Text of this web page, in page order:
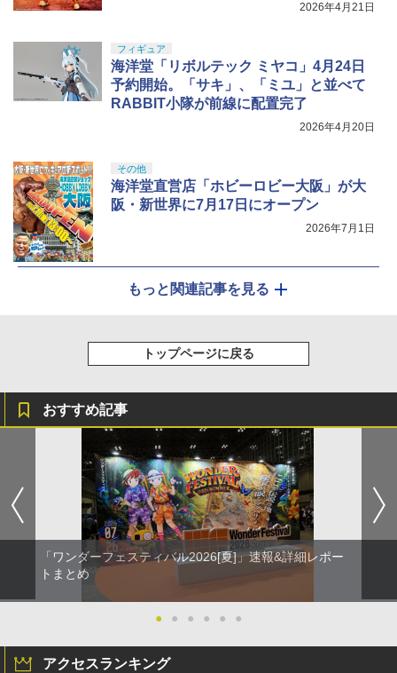
2026年4月21日
フィギュア
海洋堂「リボルテック ミヤコ」4月24日
予約開始。「サキ」、「ミユ」と並べて
RABBIT小隊が前線に配置完了
2026年4月20日
その他
海洋堂直営店「ホビーロビー大阪」が大
阪・新世界に7月17日にオープン
2026年7月1日
もっと関連記事を見る
トップページに戻る
おすすめ記事
「ワンダーフェスティバル2026[夏]」速報&詳細レポー
トまとめ
● ● ● ● ● ●
アクセスランキング